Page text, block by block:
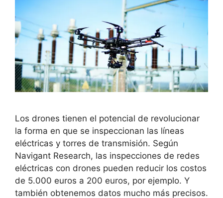
Los drones tienen el potencial de revolucionar
la forma en que se inspeccionan las líneas
eléctricas y torres de transmisión. Según
Navigant Research, las inspecciones de redes
eléctricas con drones pueden reducir los costos
de 5.000 euros a 200 euros, por ejemplo. Y
también obtenemos datos mucho más precisos.